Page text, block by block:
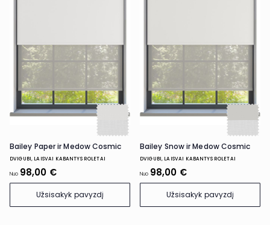
Bailey Paper ir Medow Cosmic
DVIGUBI, LAISVAI KABANTYS ROLETAI
Nuo 98,00 €
Užsisakyk pavyzdį
Bailey Snow ir Medow Cosmic
DVIGUBI, LAISVAI KABANTYS ROLETAI
Nuo 98,00 €
Užsisakyk pavyzdį